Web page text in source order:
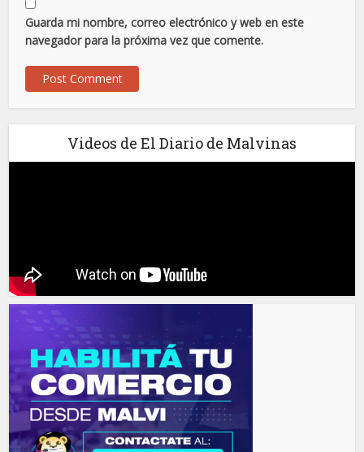
Guarda mi nombre, correo electrónico y web en este
navegador para la próxima vez que comente.
Videos de El Diario de Malvinas